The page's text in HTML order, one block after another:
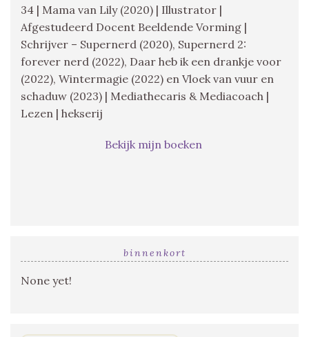
34 | Mama van Lily (2020) | Illustrator |
Afgestudeerd Docent Beeldende Vorming |
Schrijver – Supernerd (2020), Supernerd 2:
forever nerd (2022), Daar heb ik een drankje voor
(2022), Wintermagie (2022) en Vloek van vuur en
schaduw (2023) | Mediathecaris & Mediacoach |
Lezen | hekserij
Bekijk mijn boeken
binnenkort
None yet!